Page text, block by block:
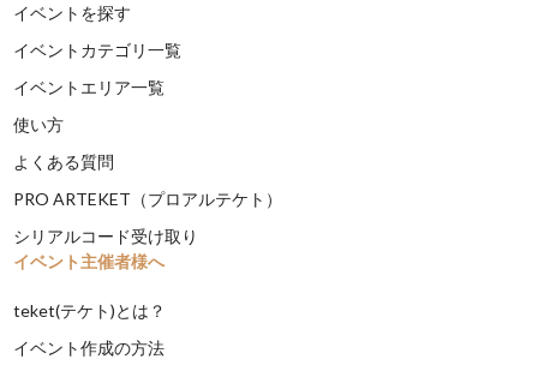
イベントを探す
イベントカテゴリ一覧
イベントエリア一覧
使い方
よくある質問
PRO ARTEKET（プロアルテケト）
シリアルコード受け取り
イベント主催者様へ
teket(テケト)とは？
イベント作成の方法